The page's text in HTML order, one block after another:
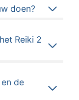
doen?
Reiki 2
de